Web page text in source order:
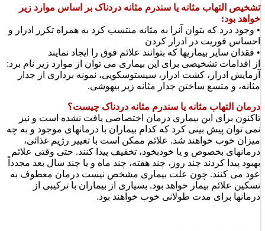
تشخیص التهاب مثانه یا سندرم مثانه دردناک بر اساس موارد زیر
خواهد بود:
• وجود درد که بتوان آنرا به مثانه منتسب کرد به همراه تکرر ادرار و
احساس فوریت در ادرار کردن
• فقدان سایر بیماریها که بتوانند علائم فوق را ایجاد نمایند
از اقدامات تشخیصی برای این بیماری می توان از موارد زیر نام برد:
آزمایش ادرار، کشت ادرار، سیستوسکوپی، نمونه برداری از جدار
مثانه، و متسع ساختن جدار مثانه زیر بیهوشی.
درمان التهاب مثانه یا سندرم مثانه دردناک چیست؟
تاکنون برای این بیماری درمان اختصاصی یافت نشده است و نیز
نمی توان پیش بینی کرد که کدام بیماران با درمانهای موجود و به چه
میزان خوب خواهند شد. علائم ممکن است با تغییر رژیم غذائی،
درمانهای بخصوص و یا خودبخود، تخفیف پیدا کنند. حتی وقتی علائم
بهبود پیدا کردند چند روز، چند هفته، چند ماه و یا چند سال بعد مجدداً
عود می کنند. چون علت بیماری مشخص نیست درمان معطوف به
تسکین علائم بیمار خواهد بود. بسیاری از بیماران با ترکیبی از
درمانها برای مدت طولانی خوب خواهند بود.